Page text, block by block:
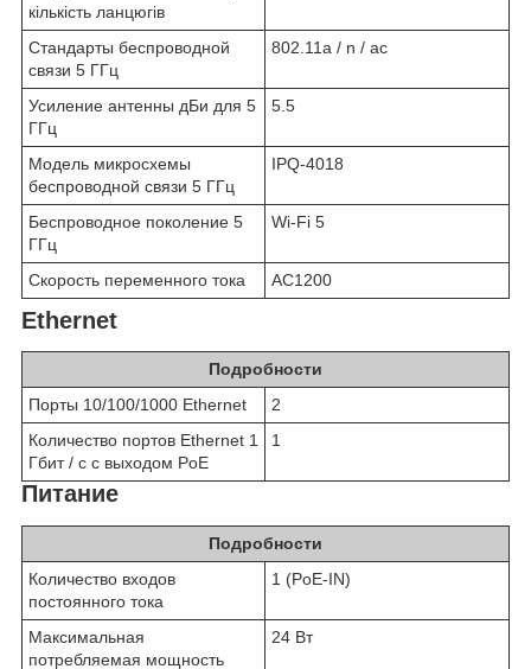
кількість ланцюгів
Стандарты беспроводной
связи 5 ГГц
802.11a / n / ac
Усиление антенны дБи для 5
ГГц
5.5
Модель микросхемы
беспроводной связи 5 ГГц
IPQ-4018
Беспроводное поколение 5
ГГц
Wi-Fi 5
Скорость переменного тока AC1200
Ethernet
Подробности
Порты 10/100/1000 Ethernet
2
Количество портов Ethernet 1
Гбит / с с выходом PoE
1
Питание
Подробности
Количество входов
постоянного тока
1 (PoE-IN)
Максимальная
потребляемая мощность
24 Вт